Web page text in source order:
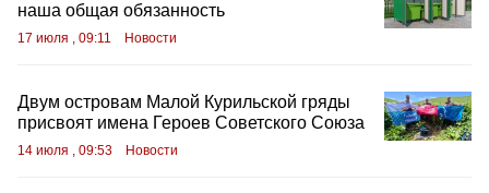
наша общая обязанность
17 июля , 09:11 Новости
Двум островам Малой Курильской гряды
присвоят имена Героев Советского Союза
14 июля , 09:53 Новости